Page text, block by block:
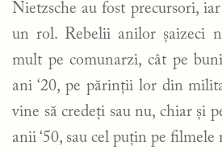
Nietzsche au fost precursori,
un rol. Rebelii anilor șaizeci
mult pe comunarzi, cât pe
ani ‘20, pe părinții lor din
vine să credeți sau nu, chiar și
anii ‘50, sau cel puțin pe filmele